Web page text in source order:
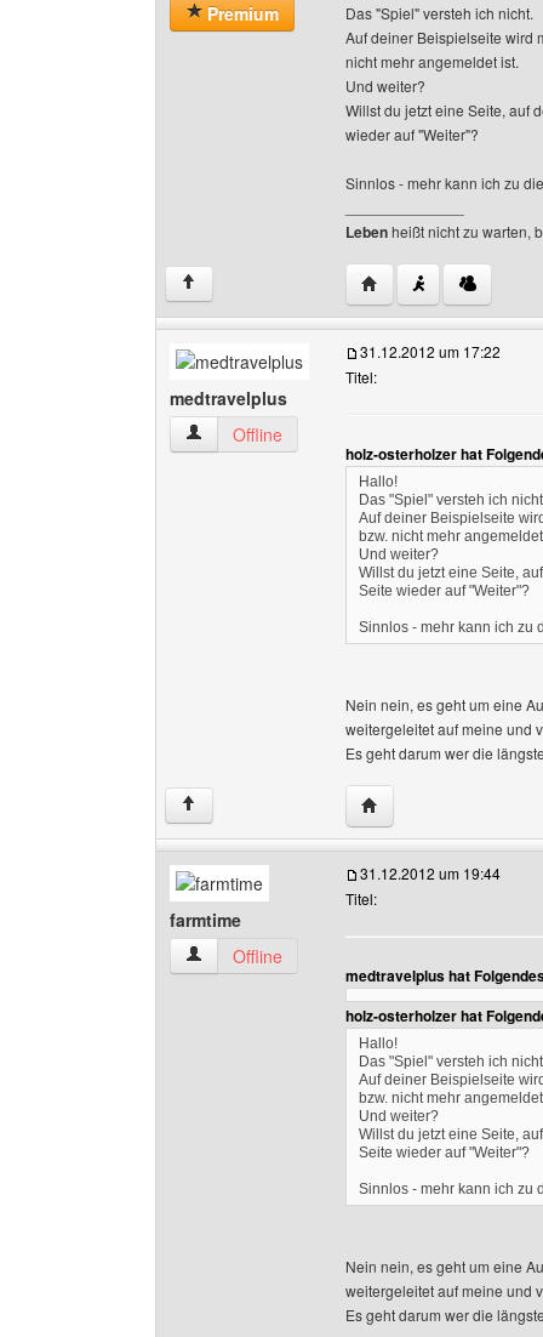
Premium
Das "Spiel" versteh ich nicht.
Auf deiner Beispielseite wird
nicht mehr angemeldet ist.
Und weiter?
Willst du jetzt eine Seite, auf
wieder auf "Weiter"?
Sinnlos - mehr kann ich zu
Lebenheißt nicht zu warten,
↑ Website dieses
medtravelplus
medtravelplus Benutzer-Profile anzeigen
Offline
31.12.2012 um 17:22
Titel:
holz-osterholzer hat
Hallo!
Das "Spiel" versteh ich
Auf deiner Beispielseite
bzw. nicht mehr
Und weiter?
Willst du jetzt eine Seite,
Seite wieder auf "Weiter"?
Sinnlos - mehr kann ich zu
Nein nein, es geht um eine
weitergeleitet auf meine und
Es geht darum wer die
↑ Website dieses
farmtime
farmtime Benutzer-Profile anzeigen
Offline
31.12.2012 um 19:44
Titel:
medtravelplus hat
holz-osterholzer hat
Hallo!
Das "Spiel" versteh ich
Auf deiner Beispielseite
bzw. nicht mehr
Und weiter?
Willst du jetzt eine Seite,
Seite wieder auf "Weiter"?
Sinnlos - mehr kann ich zu
Nein nein, es geht um eine
weitergeleitet auf meine und
Es geht darum wer die